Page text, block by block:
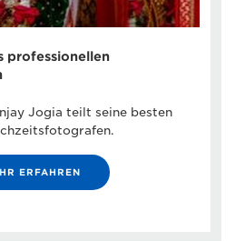
professionellen
Jogia teilt seine besten
ERFAHREN